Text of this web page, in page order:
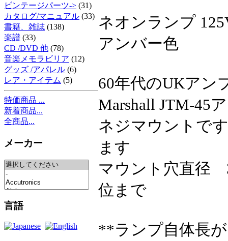
ビンテージパーツ-> (31)
カタログ/マニュアル (33)
書籍、雑誌 (138)
楽譜 (33)
CD /DVD 他 (78)
音楽メモラビリア (12)
グッズ /アパレル (6)
レア・アイテム (5)
特価商品 ...
新着商品...
全商品...
メーカー
言語
ネオンランプ
アンバー色
60年代のUKアン
Marshall JTM-45
ネジマウントで
ます
マウント穴直径
位まで
**ランプ自体長